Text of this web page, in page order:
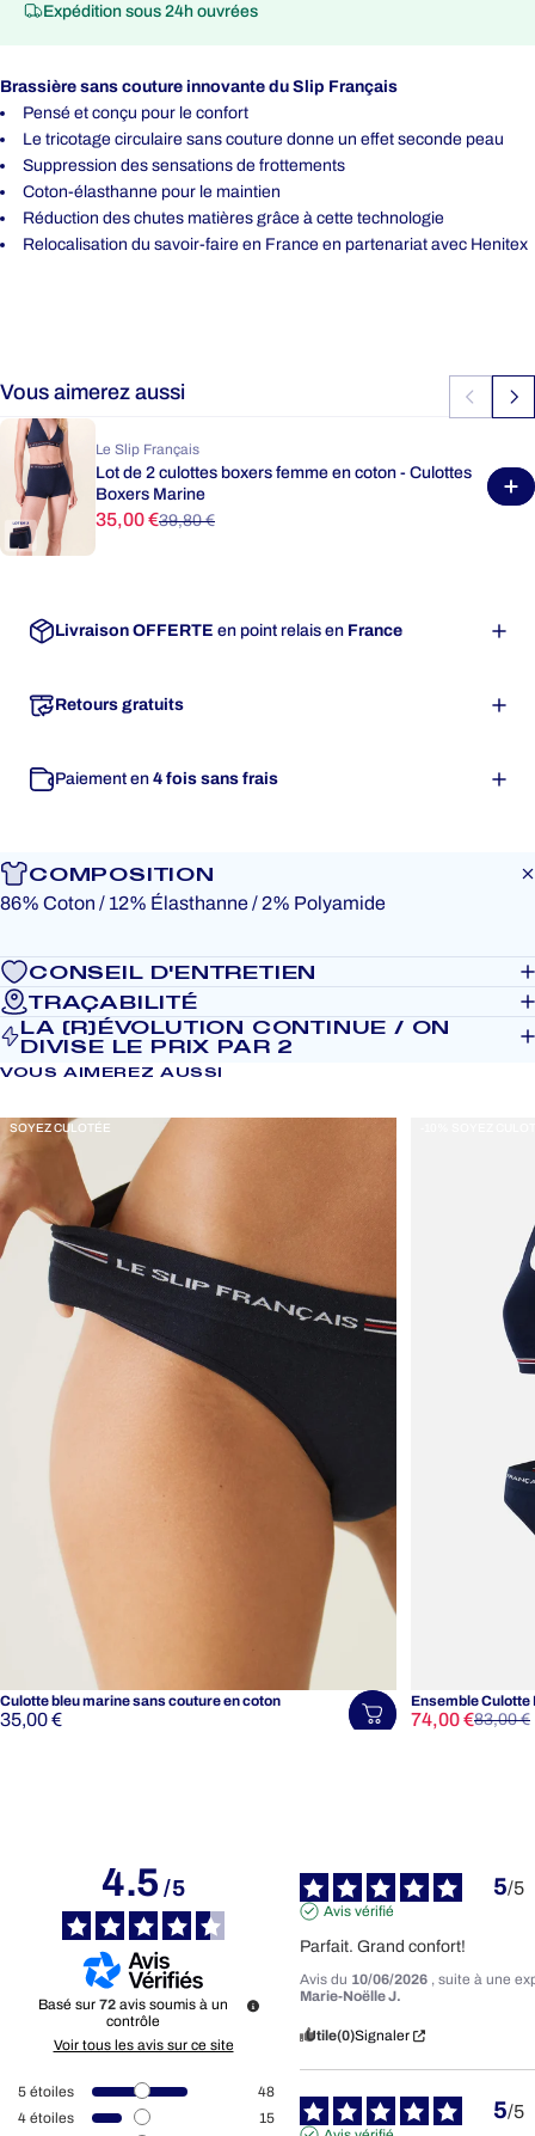
Expédition sous 24h ouvrées
Brassière sans couture innovante du Slip Français
Pensé et conçu pour le confort
Le tricotage circulaire sans couture donne un effet seconde peau
Suppression des sensations de frottements
Coton-élasthanne pour le maintien
Réduction des chutes matières grâce à cette technologie
Relocalisation du savoir-faire en France en partenariat avec Henitex
Vous aimerez aussi
Le Slip Français
Lot de 2 culottes boxers femme en coton - Culottes
Boxers Marine
35,00 €39,80 €
Livraison OFFERTE en point relais en France
Retours gratuits
Paiement en 4 fois sans frais
COMPOSITION
86% Coton / 12% Élasthanne / 2% Polyamide
CONSEIL D'ENTRETIEN
TRAÇABILITÉ
LA (R)ÉVOLUTION CONTINUE / ON
DIVISE LE PRIX PAR 2
VOUS AIMEREZ AUSSI
SOYEZ CULOTÉE
Choisir une
Culotte bleu marine sans couture en coton
35,00 €
Ensemble Culotte
Prix
74,00 €
Prix habituel
83,00 €
4.5/5
Basé sur 72 avis soumis à un
contrôle
Voir tous les avis sur ce site
5 étoiles
48
4 étoiles 15
5/5
Avis vérifié
Parfait. Grand confort!
Avis du 10/06/2026 , suite à une
Marie-Noëlle J.
Utile(0)Signaler
5/5